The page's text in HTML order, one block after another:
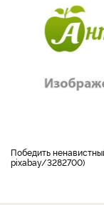
Победить ненавистный сорняк помогут различные методы (фото
pixabay/3282700)